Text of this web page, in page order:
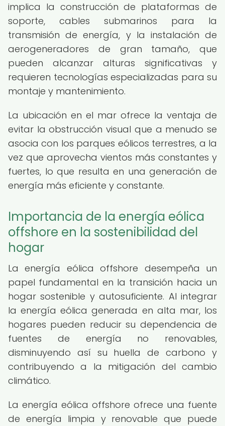
implica la construcción de plataformas de
soporte, cables submarinos para la
transmisión de energía, y la instalación de
aerogeneradores de gran tamaño, que
pueden alcanzar alturas significativas y
requieren tecnologías especializadas para su
montaje y mantenimiento.
La ubicación en el mar ofrece la ventaja de
evitar la obstrucción visual que a menudo se
asocia con los parques eólicos terrestres, a la
vez que aprovecha vientos más constantes y
fuertes, lo que resulta en una generación de
energía más eficiente y constante.
Importancia de la energía eólica
offshore en la sostenibilidad del
hogar
La energía eólica offshore desempeña un
papel fundamental en la transición hacia un
hogar sostenible y autosuficiente. Al integrar
la energía eólica generada en alta mar, los
hogares pueden reducir su dependencia de
fuentes de energía no renovables,
disminuyendo así su huella de carbono y
contribuyendo a la mitigación del cambio
climático.
La energía eólica offshore ofrece una fuente
de energía limpia y renovable que puede